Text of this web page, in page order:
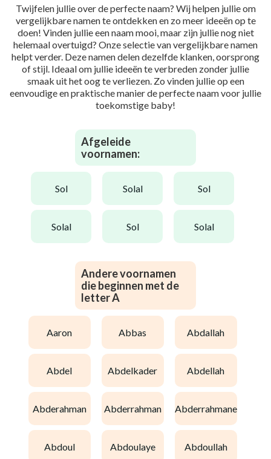
Twijfelen jullie over de perfecte naam? Wij helpen jullie om
vergelijkbare namen te ontdekken en zo meer ideeën op te
doen! Vinden jullie een naam mooi, maar zijn jullie nog niet
helemaal overtuigd? Onze selectie van vergelijkbare namen
helpt verder. Deze namen delen dezelfde klanken, oorsprong
of stijl. Ideaal om jullie ideeën te verbreden zonder jullie
smaak uit het oog te verliezen. Zo vinden jullie op een
eenvoudige en praktische manier de perfecte naam voor jullie
toekomstige baby!
Afgeleide
voornamen:
sol solal sol
solal sol solal
Andere voornamen
die beginnen met de
letter A
aaron abbas abdallah
abdel abdelkader abdellah
abderahman abderrahman abderrahmane
abdoul abdoulaye abdoullah